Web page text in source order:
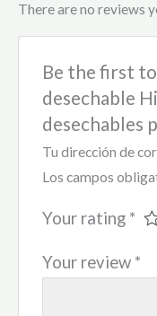
There are no reviews
Be the first
desechable
desechables
Tu dirección de
Los campos
Your rating *
Your review *